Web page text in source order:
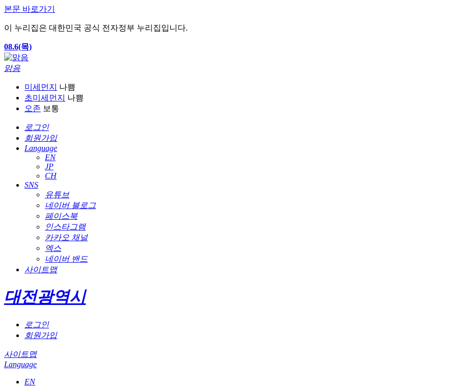
본문 바로가기
이 누리집은 대한민국 공식 전자정부 누리집입니다.
08.6(목)
맑음
미세먼지
나쁨
초미세먼지
나쁨
오존 보통
로그인
회원가입
Language
EN
JP
CH
SNS
유튜브
네이버 블로그
페이스북
인스타그램
카카오 채널
엑스
네이버 밴드
사이트맵
대전광역시
로그인
회원가입
사이트맵
Language
EN